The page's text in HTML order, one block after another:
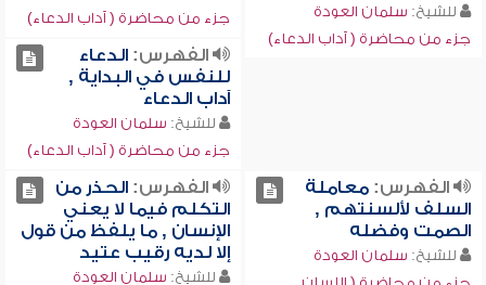
للشيخ: سلمان العودة
جزء من محاضرة ( آداب الدعاء)
جزء من محاضرة ( آداب الدعاء)
الفهرس:الدعاء
للنفس في البداية ,
آداب الدعاء
للشيخ: سلمان العودة
جزء من محاضرة ( آداب الدعاء)
الفهرس:معاملة
السلف لألسنتهم ,
الصمت وفضله
للشيخ: سلمان العودة
الفهرس:الحذر من
التكلم فيما لا يعني
الإنسان , ما يلفظ من قول
إلا لديه رقيب عتيد
للشيخ: سلمان العودة